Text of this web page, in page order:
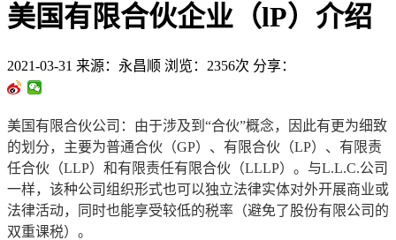
美国有限合伙企业（lP）介绍
2021-03-31 来源：永昌顺 浏览：2356次 分享：
美国有限合伙公司：由于涉及到“合伙”概念，因此有更为细致
的划分，主要为普通合伙（GP）、有限合伙（LP）、有限责
任合伙（LLP）和有限责任有限合伙（LLLP）。与L.L.C.公司
一样，该种公司组织形式也可以独立法律实体对外开展商业或
法律活动，同时也能享受较低的税率（避免了股份有限公司的
双重课税）。